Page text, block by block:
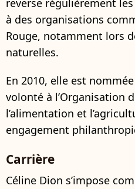
reverse régulièrement
à des organisations
Rouge, notamment lors
naturelles.
En 2010, elle est
volonté à l’Organisation
l’alimentation et
engagement
Carrière
Céline Dion s’impose